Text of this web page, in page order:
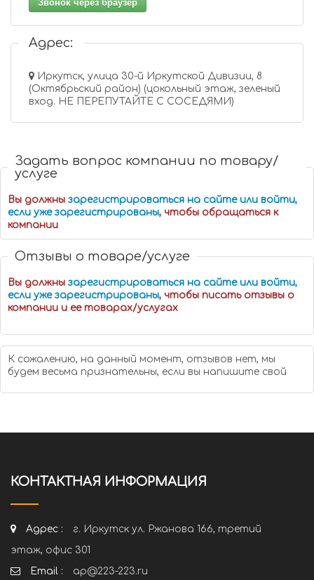
Звонок через браузер
Адрес:
Иркутск, улица 30-й Иркутской Дивизии, 8
(Октябрьский район) (цокольный этаж, зеленый
вход. НЕ ПЕРЕПУТАЙТЕ С СОСЕДЯМИ)
Задать вопрос компании по товару/
услуге
Вы должны зарегистрироваться на сайте или войти,
если уже зарегистрированы, чтобы обращаться к
компании
Отзывы о товаре/услуге
Вы должны зарегистрироваться на сайте или войти,
если уже зарегистрированы, чтобы писать отзывы о
компании и ее товарах/услугах
К сожалению, на данный момент, отзывов нет, мы
будем весьма признательны, если вы напишите свой
КОНТАКТНАЯ ИНФОРМАЦИЯ
Адрес :
г. Иркутск ул. Ржанова 166, третий
этаж, офис 301
Email :
ap@223-223.ru